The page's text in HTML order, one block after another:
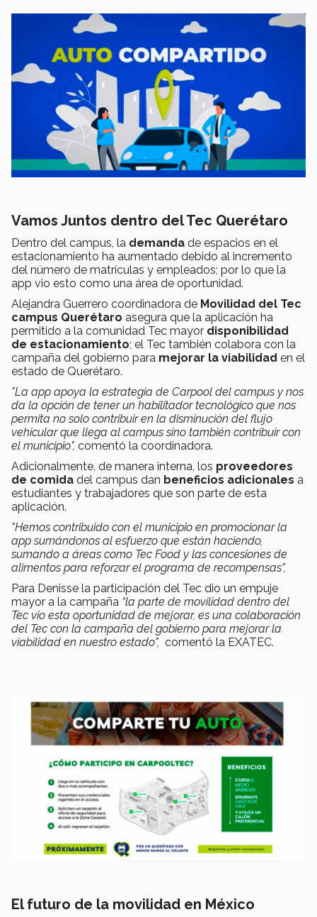
Vamos Juntos dentro del Tec Querétaro
Dentro del campus, la demanda de espacios en el
estacionamiento ha aumentado debido al incremento
del número de matrículas y empleados; por lo que la
app vio esto como una área de oportunidad.
Alejandra Guerrero coordinadora de Movilidad del Tec
campus Querétaro asegura que la aplicación ha
permitido a la comunidad Tec mayor disponibilidad
de estacionamiento; el Tec también colabora con la
campaña del gobierno para mejorar la viabilidad en el
estado de Querétaro.
"La app apoya la estrategia de Carpool del campus y nos
da la opción de tener un habilitador tecnológico que nos
permita no solo contribuir en la disminución del flujo
vehicular que llega al campus sino también contribuir con
el municipio", comentó la coordinadora.
Adicionalmente, de manera interna, los proveedores
de comida del campus dan beneficios adicionales a
estudiantes y trabajadores que son parte de esta
aplicación.
"Hemos contribuido con el municipio en promocionar la
app sumándonos al esfuerzo que están haciendo,
sumando a áreas como Tec Food y las concesiones de
alimentos para reforzar el programa de recompensas",
Para Denisse la participación del Tec dio un empuje
mayor a la campaña “la parte de movilidad dentro del
Tec vio esta oportunidad de mejorar, es una colaboración
del Tec con la campaña del gobierno para mejorar la
viabilidad en nuestro estado", comentó la EXATEC.
El futuro de la movilidad en México